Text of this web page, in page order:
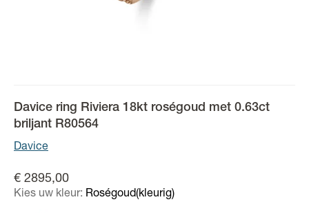
Davice ring Riviera 18kt roségoud met 0.63ct
briljant R80564
Davice
€ 2895,00
Kies uw kleur: Roségoud(kleurig)